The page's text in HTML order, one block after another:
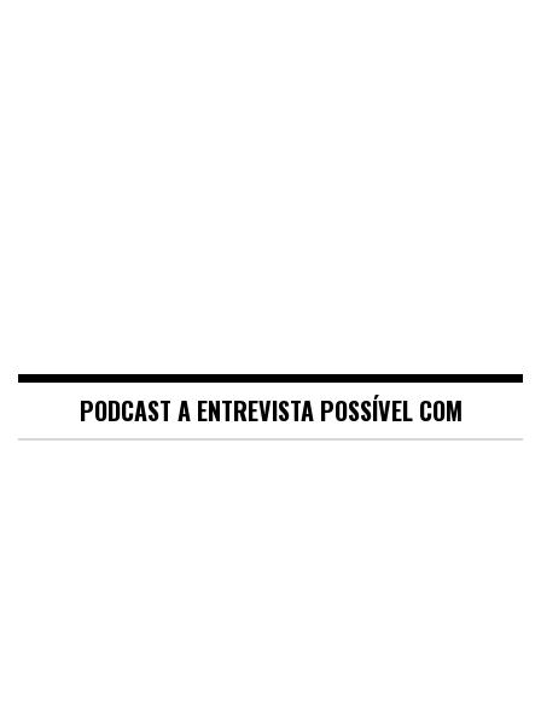
PODCAST A ENTREVISTA POSSÍVEL COM